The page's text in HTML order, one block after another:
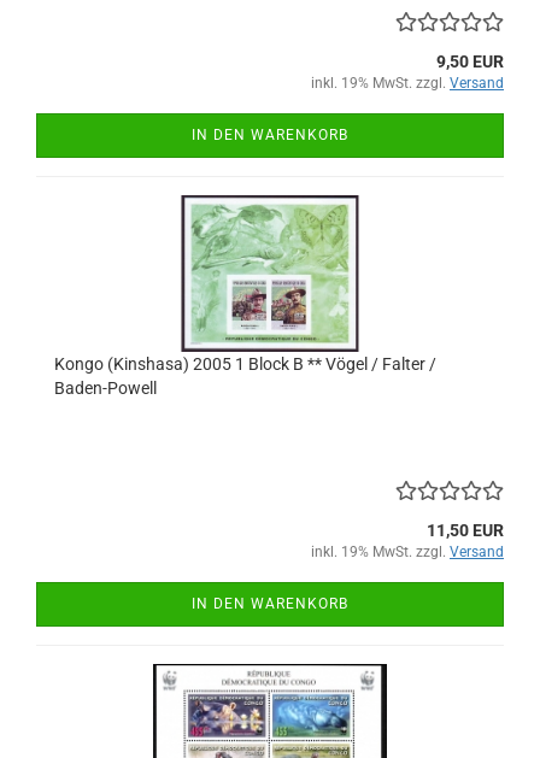
9,50 EUR
inkl. 19% MwSt. zzgl. Versand
IN DEN WARENKORB
Kongo (Kinshasa) 2005 1 Block B ** Vögel / Falter /
Baden-Powell
11,50 EUR
inkl. 19% MwSt. zzgl. Versand
IN DEN WARENKORB